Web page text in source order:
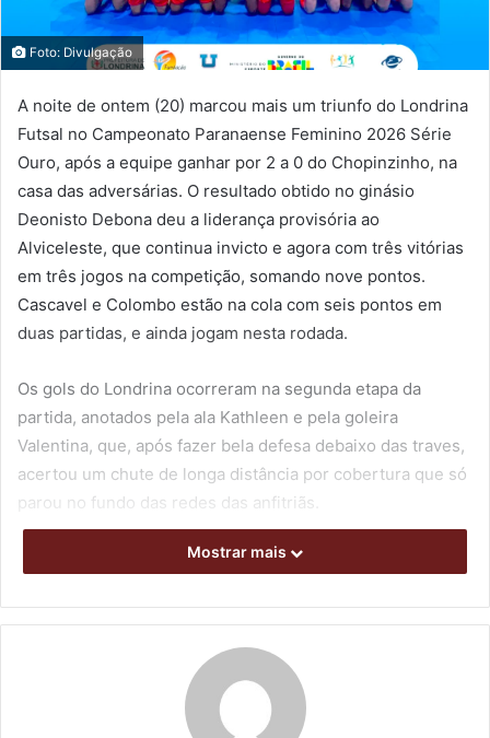
Foto: Divulgação
A noite de ontem (20) marcou mais um triunfo do Londrina
Futsal no Campeonato Paranaense Feminino 2026 Série
Ouro, após a equipe ganhar por 2 a 0 do Chopinzinho, na
casa das adversárias. O resultado obtido no ginásio
Deonisto Debona deu a liderança provisória ao
Alviceleste, que continua invicto e agora com três vitórias
em três jogos na competição, somando nove pontos.
Cascavel e Colombo estão na cola com seis pontos em
duas partidas, e ainda jogam nesta rodada.
Os gols do Londrina ocorreram na segunda etapa da
partida, anotados pela ala Kathleen e pela goleira
Valentina, que, após fazer bela defesa debaixo das traves,
acertou um chute de longa distância por cobertura que só
parou no fundo das redes das anfitriãs.
Para a técnica do Tubarão, Jayne Borim, a terceira vitória
sequência da temporada, dado o nível alto e o equilíbrio
entre as equipes do torneio. Ela comentou sobre o duelo.
“Fizemos uma marcação baixa no início e tentamos atacar,
mas demoramos para encontrar nosso melhor ritmo em
quadra. Perdemos muitos gols novamente, sendo esse um
Mostrar mais